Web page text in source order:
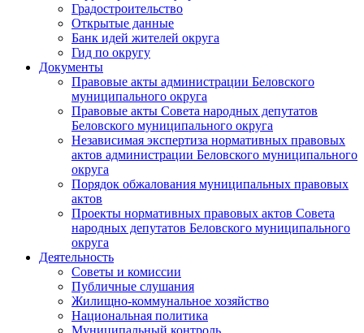
Градостроительство
Открытые данные
Банк идей жителей округа
Гид по округу
Документы
Правовые акты администрации Беловского
муниципального округа
Правовые акты Совета народных депутатов
Беловского муниципального округа
Независимая экспертиза нормативных правовых
актов администрации Беловского муниципального
округа
Порядок обжалования муниципальных правовых
актов
Проекты нормативных правовых актов Совета
народных депутатов Беловского муниципального
округа
Деятельность
Советы и комиссии
Публичные слушания
Жилищно-коммунальное хозяйство
Национальная политика
Муниципальный контроль